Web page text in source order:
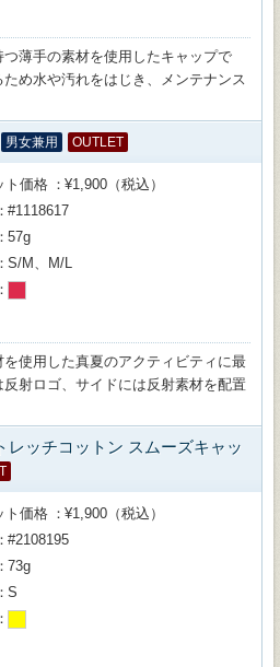
薄手の素材を使用したキャップで
め水や汚れをはじき、メンテナンス
男女兼用 OUTLET
ト価格
¥1,900（税込）
#1118617
57g
S/M、M/L
使用した真夏のアクティビティに最
射ロゴ、サイドには反射素材を配置
レッチコットン スムーズキャッ
ト価格
¥1,900（税込）
#2108195
73g
S